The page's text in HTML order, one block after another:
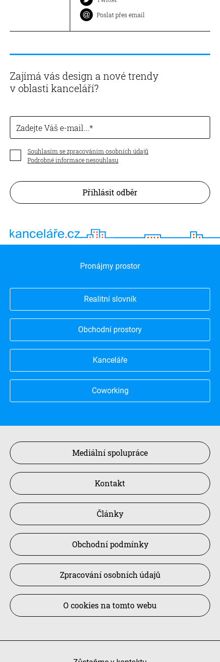
Poslat přes email
Zajímá vás design a nové trendy
v oblasti kanceláří?
Zadejte Váš e-mail...
Souhlasím se zpracováním osobních údajů
Podrobné informace nesouhlasu
Přihlásit odběr
Pronájmy prostor
Realitní slovník
Obchodní prostory
Kanceláře
Coworking
Mediální spolupráce
Kontakt
Články
Obchodní podmínky
Zpracování osobních údajů
O cookies na tomto webu